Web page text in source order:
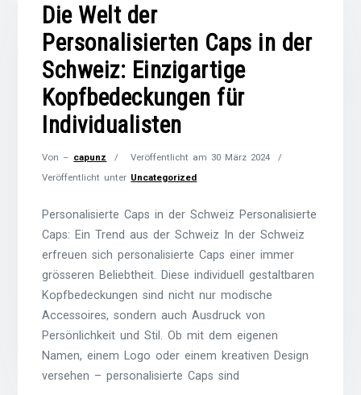
Die Welt der
Personalisierten Caps in der
Schweiz: Einzigartige
Kopfbedeckungen für
Individualisten
Von – capunz Veröffentlicht am 30 März 2024
Veröffentlicht unter Uncategorized
Personalisierte Caps in der Schweiz Personalisierte
Caps: Ein Trend aus der Schweiz In der Schweiz
erfreuen sich personalisierte Caps einer immer
grösseren Beliebtheit. Diese individuell gestaltbaren
Kopfbedeckungen sind nicht nur modische
Accessoires, sondern auch Ausdruck von
Persönlichkeit und Stil. Ob mit dem eigenen
Namen, einem Logo oder einem kreativen Design
versehen – personalisierte Caps sind